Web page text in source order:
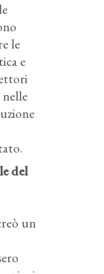
le
e
del
un